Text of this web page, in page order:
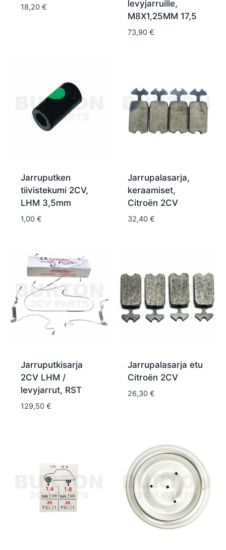
18,20 €
levyjarruille,
M8X1,25MM 17,5
73,90 €
Jarruputken
tiivistekumi 2CV,
LHM 3,5mm
1,00 €
Jarrupalasarja,
keraamiset,
Citroën 2CV
32,40 €
Jarruputkisarja
2CV LHM /
levyjarrut, RST
129,50 €
Jarrupalasarja etu
Citroën 2CV
26,30 €